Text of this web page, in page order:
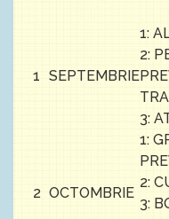
1 SEPTEMBRIE
1:
2:
3:
2 OCTOMBRIE
1:
2:
3: